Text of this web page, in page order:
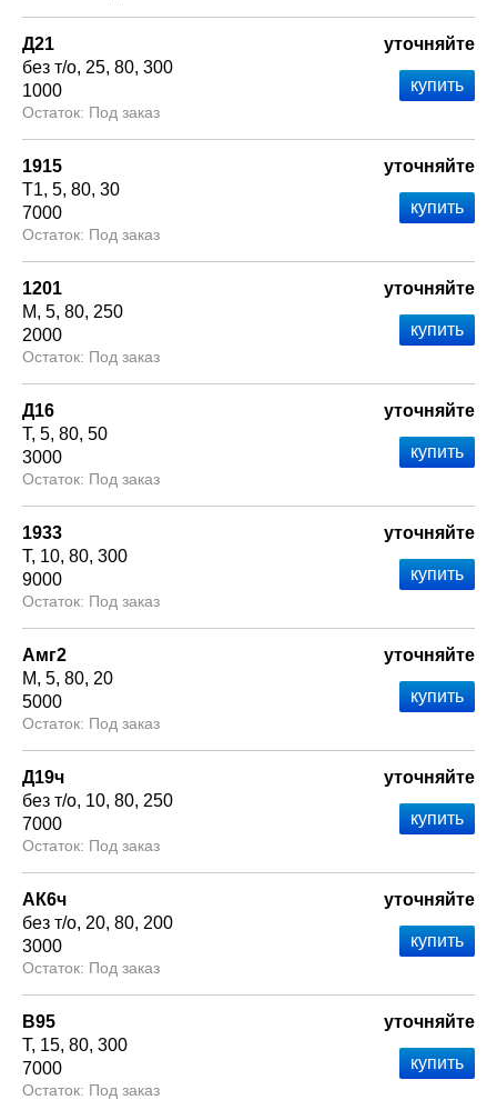
Д21
без т/о 25 80 300
1000
Под заказ
уточняйте
1915
Т1 5 80 30
7000
Под заказ
уточняйте
1201
М 5 80 250
2000
Под заказ
уточняйте
Д16
Т 5 80 50
3000
Под заказ
уточняйте
1933
Т 10 80 300
9000
Под заказ
уточняйте
Амг2
М 5 80 20
5000
Под заказ
уточняйте
Д19ч
без т/о 10 80 250
7000
Под заказ
уточняйте
АК6ч
без т/о 20 80 200
3000
Под заказ
уточняйте
В95
Т 15 80 300
7000
Под заказ
уточняйте